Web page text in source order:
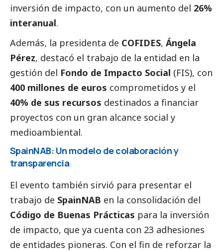
inversión de impacto, con un aumento del 26%
interanual.
Además, la presidenta de COFIDES, Ángela
Pérez, destacó el trabajo de la entidad en la
gestión del Fondo de Impacto Social (FIS), con
400 millones de euros comprometidos y el
40% de sus recursos destinados a financiar
proyectos con un gran alcance social y
medioambiental.
SpainNAB: Un modelo de colaboración y
transparencia
El evento también sirvió para presentar el
trabajo de SpainNAB en la consolidación del
Código de Buenas Prácticas para la inversión
de impacto, que ya cuenta con 23 adhesiones
de entidades pioneras. Con el fin de reforzar la